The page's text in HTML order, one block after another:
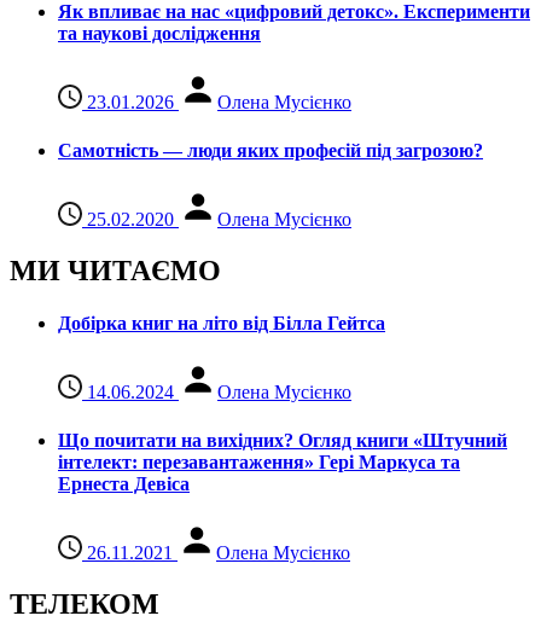
Як впливає на нас «цифровий детокс». Експерименти
та наукові дослідження
23.01.2026 Олена Мусієнко
Самотність — люди яких професій під загрозою?
25.02.2020 Олена Мусієнко
МИ ЧИТАЄМО
Добірка книг на літо від Білла Гейтса
14.06.2024 Олена Мусієнко
Що почитати на вихідних? Огляд книги «Штучний
інтелект: перезавантаження» Гері Маркуса та
Ернеста Девіса
26.11.2021 Олена Мусієнко
ТЕЛЕКОМ